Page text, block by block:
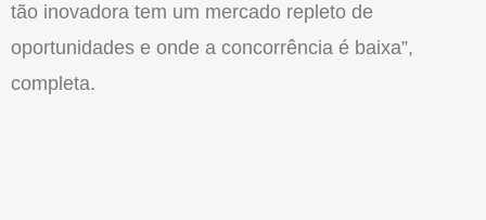
tão inovadora tem um mercado repleto de
oportunidades e onde a concorrência é baixa”,
completa.